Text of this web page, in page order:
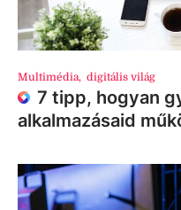
Multimédia, digitális világ
7 tipp, hogyan
alkalmazásaid